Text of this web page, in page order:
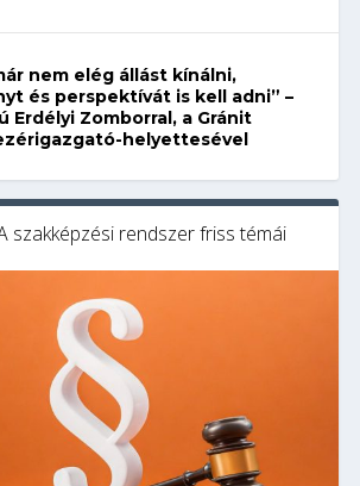
nem elég állást kínálni,
és perspektívát is kell adni” –
Erdélyi Zomborral, a Gránit
helyettesével
szakképzési rendszer friss témái